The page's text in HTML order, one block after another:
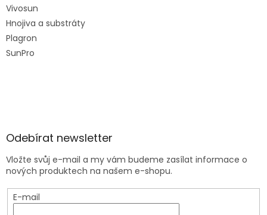
Vivosun
Hnojiva a substráty
Plagron
SunPro
Odebírat newsletter
Vložte svůj e-mail a my vám budeme zasílat informace o
nových produktech na našem e-shopu.
E-mail